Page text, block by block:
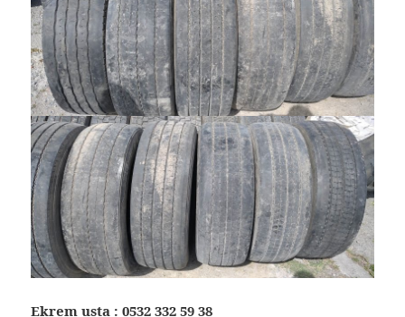
Ekrem usta :0532 332 59 38